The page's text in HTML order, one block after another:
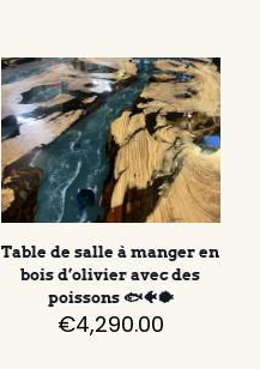
Table de salle à manger en
bois d’olivier avec des
poissons 🐟🐠🐡
€4,290.00